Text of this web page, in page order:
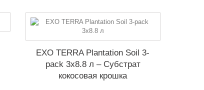
EXO TERRA Plantation Soil 3-
pack 3x8.8 л – Субстрат
кокосовая крошка